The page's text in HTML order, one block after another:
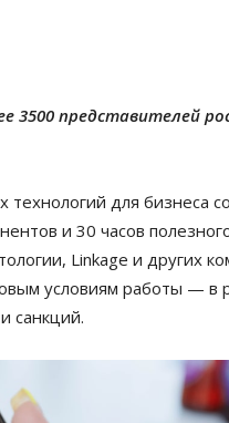
3500 представителей
для бизнеса
и 30 часов
Linkage и других
условиям работы — в
санкций.